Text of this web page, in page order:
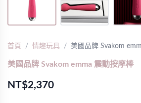
首頁 情趣玩具 美國品牌 Svakom
美國品牌 Svakom emma 震動按摩棒
NT$2,370